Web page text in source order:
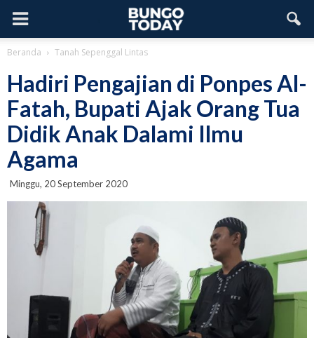
Beranda Tanah Sepenggal Lintas
Hadiri Pengajian di Ponpes Al-
Fatah, Bupati Ajak Orang Tua
Didik Anak Dalami Ilmu
Agama
Minggu, 20 September 2020